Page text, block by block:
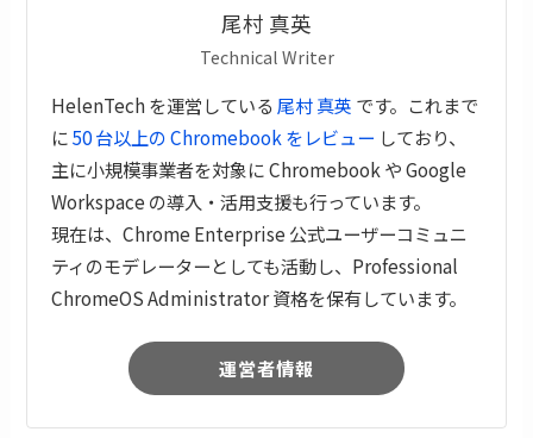
尾村 真英
Technical Writer
HelenTech を運営している 尾村 真英 です。これまで
に50 台以上の Chromebook をレビュー しており、
主に小規模事業者を対象に Chromebook や Google
Workspace の導入・活用支援も行っています。
現在は、Chrome Enterprise 公式ユーザーコミュニ
ティのモデレーターとしても活動し、Professional
ChromeOS Administrator 資格を保有しています。
運営者情報